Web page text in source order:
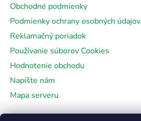
Obchodné podmienky
Podmienky ochrany osobných údajov
Reklamačný poriadok
Používanie súborov Cookies
Hodnotenie obchodu
Napíšte nám
Mapa serveru